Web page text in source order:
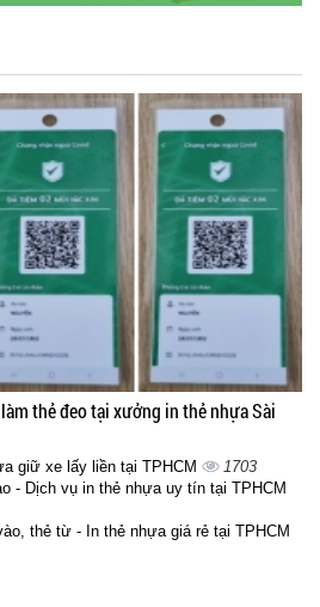
thẻ đeo tại xưởng in thẻ nhựa Sài
giữ xe lấy liền tại TPHCM
1703
- Dịch vụ in thẻ nhựa uy tín tại TPHCM
thẻ từ - In thẻ nhựa giá rẻ tại TPHCM